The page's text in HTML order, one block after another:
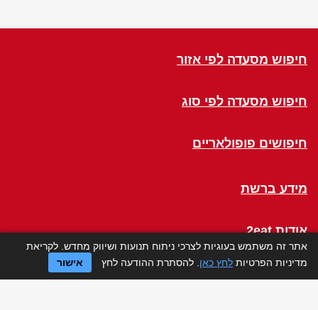
חיפוש מסעדה לפי אזור
חיפוש מסעדה לפי סוג
חיפושים פופולאריים
מידע ברשת
אודות 2eat
Click a Table
אתר זה משתמש בעוגיות לצרכי ניתוח תנועות ושיווק מחדש. לקריאת
מדיניות הפרטיות לחץ כאן . להסתרת ההודעה לחץ אישור